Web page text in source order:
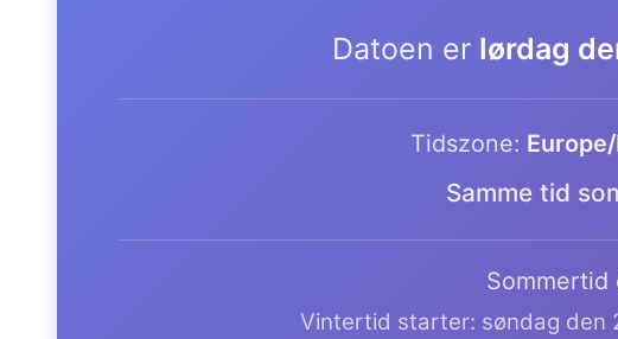
Datoen er lørdag
Tidszone:
Samme tid
Sommertid
Vintertid starter: søndag den